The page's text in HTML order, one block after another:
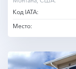
Код IATA:
Место: